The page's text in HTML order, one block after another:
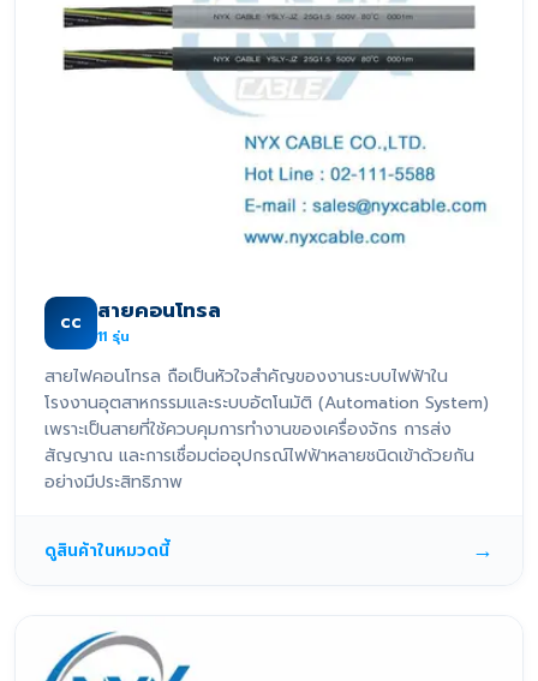
CC สายคอนโทรล
11 รุ่น
สายไฟคอนโทรล ถือเป็นหัวใจสำคัญของงานระบบไฟฟ้าใน
โรงงานอุตสาหกรรมและระบบอัตโนมัติ (Automation System)
เพราะเป็นสายที่ใช้ควบคุมการทำงานของเครื่องจักร การส่ง
สัญญาณ และการเชื่อมต่ออุปกรณ์ไฟฟ้าหลายชนิดเข้าด้วยกัน
อย่างมีประสิทธิภาพ
ดูสินค้าในหมวดนี้ →